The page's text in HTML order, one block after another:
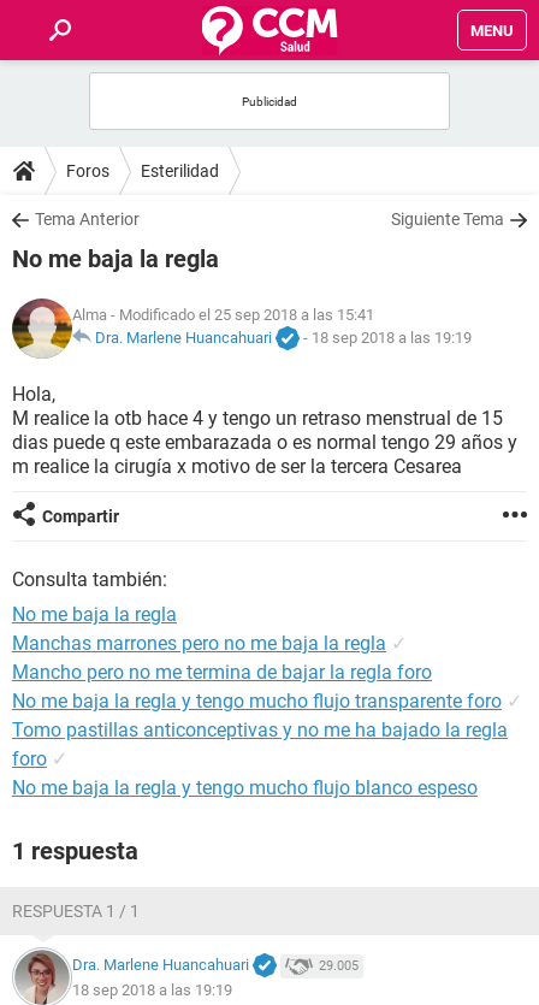
MENU
FOROS
SALUD
NUTRICIÓN
BIENESTAR
SEXUALIDAD
GLOSARIO
Foros Esterilidad
Tema Anterior Siguiente Tema
No me baja la regla
Alma - Modificado el 25 sep 2018 a las 15:41
Dra. Marlene Huancahuari
- 18 sep 2018 a las 19:19
Hola,
M realice la otb hace 4 y tengo un retraso menstrual de 15
dias puede q este embarazada o es normal tengo 29 años y
m realice la cirugía x motivo de ser la tercera Cesarea
Compartir
Consulta también:
No me baja la regla
Manchas marrones pero no me baja la regla ✓
Mancho pero no me termina de bajar la regla foro
No me baja la regla y tengo mucho flujo transparente foro ✓
Tomo pastillas anticonceptivas y no me ha bajado la regla
foro ✓
No me baja la regla y tengo mucho flujo blanco espeso
1 respuesta
RESPUESTA 1 / 1
Dra. Marlene Huancahuari 29.005
18 sep 2018 a las 19:19